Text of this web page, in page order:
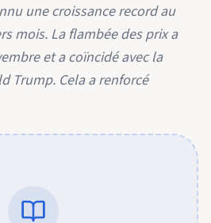
une croissance record au
mois. La flambée des prix a
et a coïncidé avec la
Trump. Cela a renforcé